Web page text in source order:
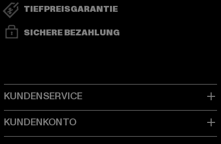
TIEFPREISGARANTIE
SICHERE BEZAHLUNG